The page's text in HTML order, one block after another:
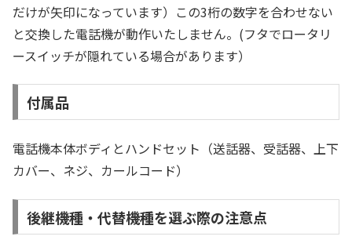
だけが矢印になっています）この3桁の数字を合わせない
と交換した電話機が動作いたしません。(フタでロータリ
ースイッチが隠れている場合があります）
付属品
電話機本体ボディとハンドセット（送話器、受話器、上下
カバー、ネジ、カールコード）
後継機種・代替機種を選ぶ際の注意点